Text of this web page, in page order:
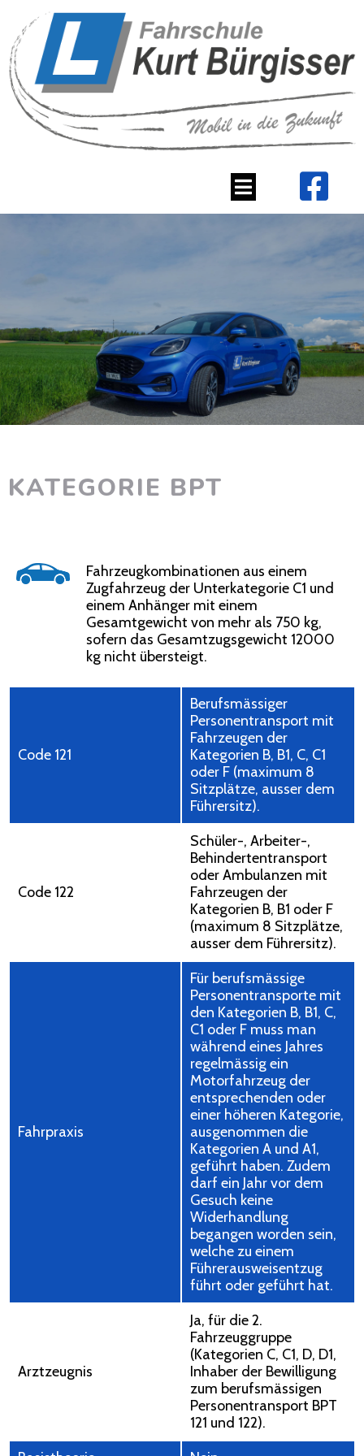
KATEGORIE BPT
Fahrzeugkombinationen aus einem
Zugfahrzeug der Unterkategorie C1 und
einem Anhänger mit einem
Gesamtgewicht von mehr als 750 kg,
sofern das Gesamtzugsgewicht 12000
kg nicht übersteigt.
Code 121
Berufsmässiger
Personentransport mit
Fahrzeugen der
Kategorien B, B1, C, C1
oder F (maximum 8
Sitzplätze, ausser dem
Führersitz).
Code 122
Schüler-, Arbeiter-,
Behindertentransport
oder Ambulanzen mit
Fahrzeugen der
Kategorien B, B1 oder F
(maximum 8 Sitzplätze,
ausser dem Führersitz).
Fahrpraxis
Für berufsmässige
Personentransporte mit
den Kategorien B, B1, C,
C1 oder F muss man
während eines Jahres
regelmässig ein
Motorfahrzeug der
entsprechenden oder
einer höheren Kategorie,
ausgenommen die
Kategorien A und A1,
geführt haben. Zudem
darf ein Jahr vor dem
Gesuch keine
Widerhandlung
begangen worden sein,
welche zu einem
Führerausweisentzug
führt oder geführt hat.
Arztzeugnis
Ja, für die 2.
Fahrzeuggruppe
(Kategorien C, C1, D, D1,
Inhaber der Bewilligung
zum berufsmässigen
Personentransport BPT
121 und 122).